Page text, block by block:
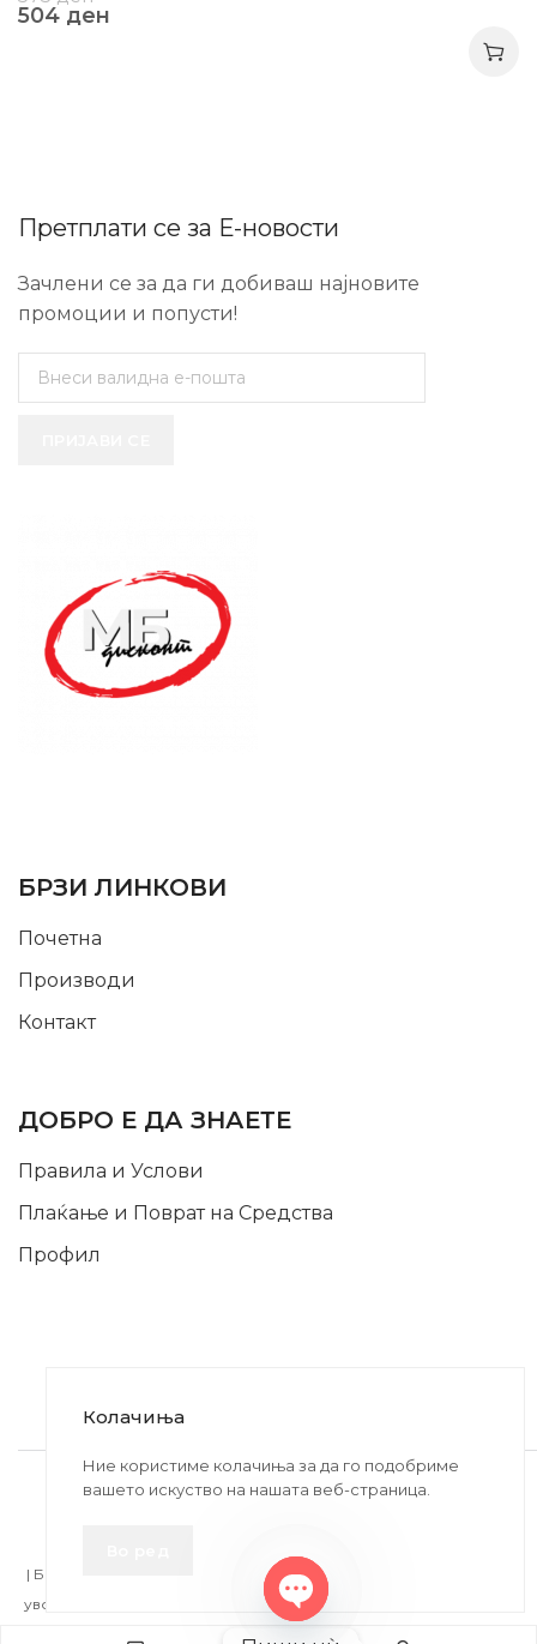
504 ден
Претплати се за Е-новости
Зачлени се за да ги добиваш најновите
промоции и попусти!
БРЗИ ЛИНКОВИ
Почетна
Производи
Контакт
ДОБРО Е ДА ЗНАЕТЕ
Правила и Услови
Плаќање и Поврат на Средства
Профил
2020-2024 © MB DISKONT. Изработено од
БРАМИТ ДООЕЛ
| БРАЌА МИНКОВИ 57, 2400 СТРУМИЦА | ДПТУ
увоз-извоз Струмица Д.Б.: MK4027005146330 | ЕМБС: 6030530 |
Колачиња
Ние користиме колачиња за да го подобриме
вашето искуство на нашата веб-страница.